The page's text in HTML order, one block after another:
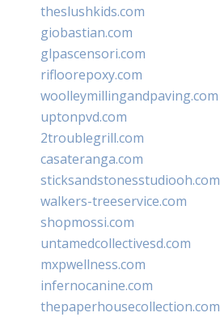
theslushkids.com
giobastian.com
glpascensori.com
rifloorepoxy.com
woolleymillingandpaving.com
uptonpvd.com
2troublegrill.com
casateranga.com
sticksandstonesstudiooh.com
walkers-treeservice.com
shopmossi.com
untamedcollectivesd.com
mxpwellness.com
infernocanine.com
thepaperhousecollection.com